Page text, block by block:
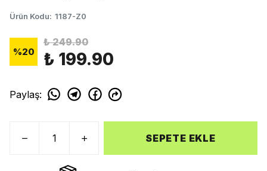
Ürün Kodu: 1187-Z0
%20
₺ 249.90
₺ 199.90
Paylaş:
SEPETE EKLE